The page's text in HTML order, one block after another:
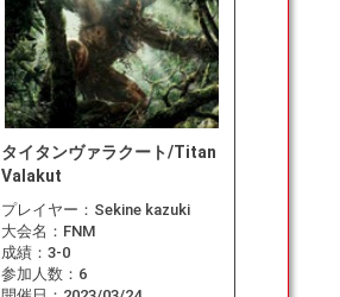
タイタンヴァラクート/Titan
Valakut
プレイヤー： Sekine kazuki
大会名： FNM
成績： 3-0
参加人数： 6